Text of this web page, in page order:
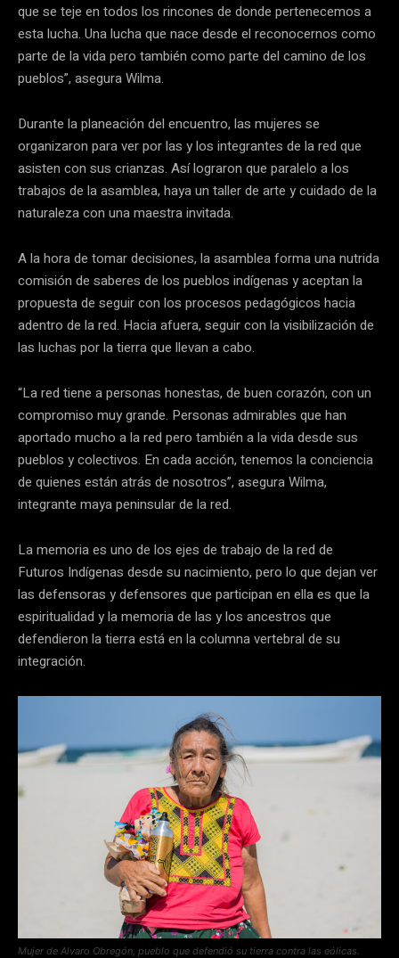
que se teje en todos los rincones de donde pertenecemos a
esta lucha. Una lucha que nace desde el reconocernos como
parte de la vida pero también como parte del camino de los
pueblos”, asegura Wilma.
Durante la planeación del encuentro, las mujeres se
organizaron para ver por las y los integrantes de la red que
asisten con sus crianzas. Así lograron que paralelo a los
trabajos de la asamblea, haya un taller de arte y cuidado de la
naturaleza con una maestra invitada.
A la hora de tomar decisiones, la asamblea forma una nutrida
comisión de saberes de los pueblos indígenas y aceptan la
propuesta de seguir con los procesos pedagógicos hacia
adentro de la red. Hacia afuera, seguir con la visibilización de
las luchas por la tierra que llevan a cabo.
“La red tiene a personas honestas, de buen corazón, con un
compromiso muy grande. Personas admirables que han
aportado mucho a la red pero también a la vida desde sus
pueblos y colectivos. En cada acción, tenemos la conciencia
de quienes están atrás de nosotros”, asegura Wilma,
integrante maya peninsular de la red.
La memoria es uno de los ejes de trabajo de la red de
Futuros Indígenas desde su nacimiento, pero lo que dejan ver
las defensoras y defensores que participan en ella es que la
espiritualidad y la memoria de las y los ancestros que
defendieron la tierra está en la columna vertebral de su
integración.
Mujer de Alvaro Obregón, pueblo que defendió su tierra contra las eólicas.